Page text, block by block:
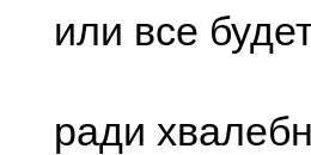
или все
ради